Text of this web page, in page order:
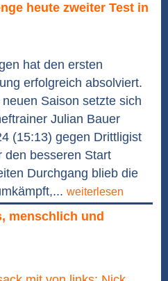
heute zweiter Test in
hat den ersten
erfolgreich absolviert.
Saison setzte sich
Julian Bauer
(15:13) gegen Drittligist
den besseren Start
Durchgang blieb die
weiterlesen
menschlich und